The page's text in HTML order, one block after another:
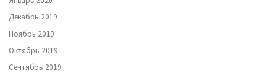
Декабрь 2019
Ноябрь 2019
Октябрь 2019
Сентябрь 2019